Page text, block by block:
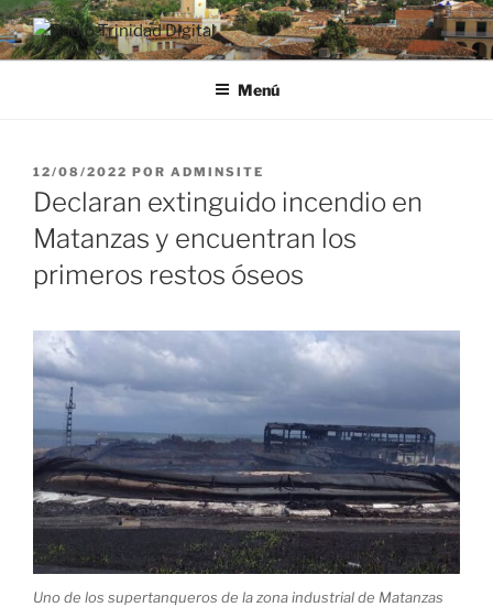
Saltar
al
contenido
RADIO TRINIDAD DIGITAL
Desde la Ciudad Museo del Caribe
Menú
PUBLICADO
EL
12/08/2022 POR ADMINSITE
Declaran extinguido incendio en
Matanzas y encuentran los
primeros restos óseos
Uno de los supertanqueros de la zona industrial de Matanzas